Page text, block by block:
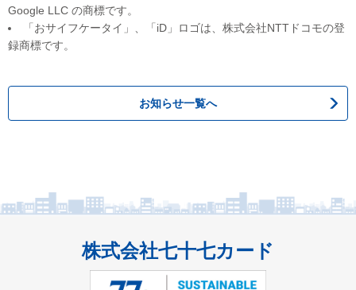
Google LLC の商標です。
「おサイフケータイ」、「iD」ロゴは、株式会社NTTドコモの登
録商標です。
お知らせ一覧へ
株式会社七十七カード